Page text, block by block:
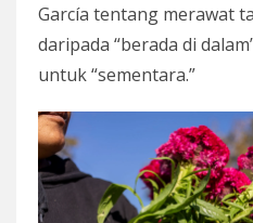
García tentang merawat
daripada “berada di
untuk “sementara.”